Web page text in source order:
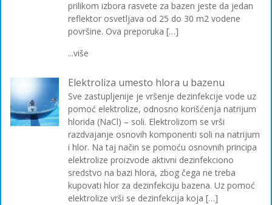
prilikom izbora rasvete za bazen jeste da jedan
reflektor osvetljava od 25 do 30 m2 vodene
površine. Ova preporuka […]
...više
Elektroliza umesto hlora u bazenu
Sve zastupljenije je vršenje dezinfekcije vode uz
pomoć elektrolize, odnosno korišćenja natrijum
hlorida (NaCl) – soli. Elektrolizom se vrši
razdvajanje osnovih komponenti soli na natrijum
i hlor. Na taj način se pomoću osnovnih principa
elektrolize proizvode aktivni dezinfekciono
sredstvo na bazi hlora, zbog čega ne treba
kupovati hlor za dezinfekciju bazena. Uz pomoć
elektrolize vrši se dezinfekcija koja […]